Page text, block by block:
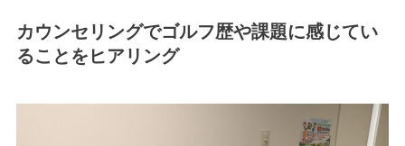
カウンセリングでゴルフ歴や課題に感じてい
ることをヒアリング